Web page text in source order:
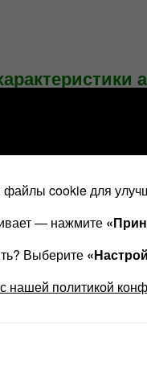
из наиболее
Hi-Fi. Акустика
энергию в
мы часто
cookie для
— нажмите
Выберите
нашей политикой